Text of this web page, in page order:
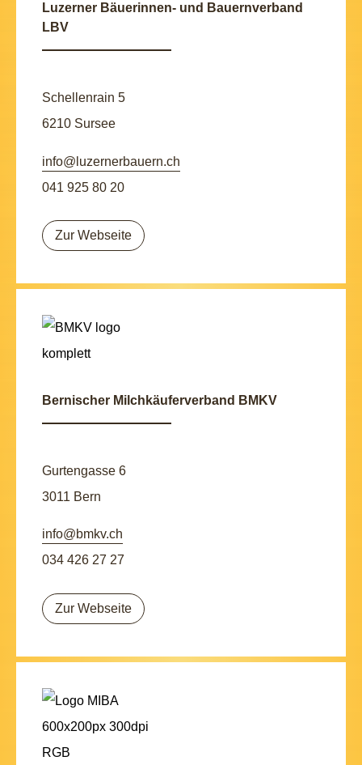
Luzerner Bäuerinnen- und Bauernverband
LBV
Schellenrain 5
6210 Sursee
info@luzernerbauern.ch
041 925 80 20
Zur Webseite
Bernischer Milchkäuferverband BMKV
Gurtengasse 6
3011 Bern
info@bmkv.ch
034 426 27 27
Zur Webseite